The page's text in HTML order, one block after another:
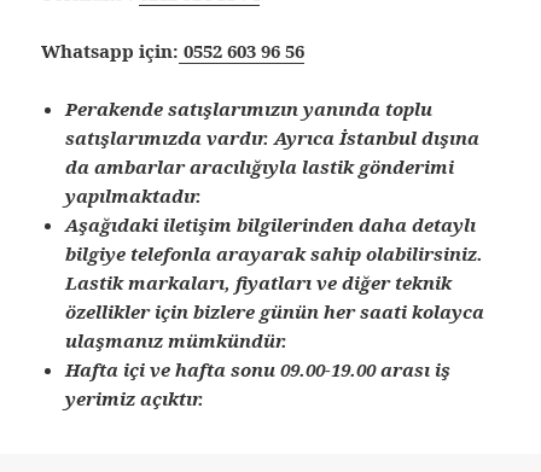
Whatsapp için: 0552 603 96 56
Perakende satışlarımızın yanında toplu
satışlarımızda vardır. Ayrıca İstanbul dışına
da ambarlar aracılığıyla lastik gönderimi
yapılmaktadır.
Aşağıdaki iletişim bilgilerinden daha detaylı
bilgiye telefonla arayarak sahip olabilirsiniz.
Lastik markaları, fiyatları ve diğer teknik
özellikler için bizlere günün her saati kolayca
ulaşmanız mümkündür.
Hafta içi ve hafta sonu 09.00-19.00 arası iş
yerimiz açıktır.